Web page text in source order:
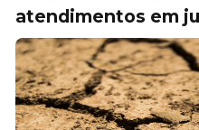
atendimentos em